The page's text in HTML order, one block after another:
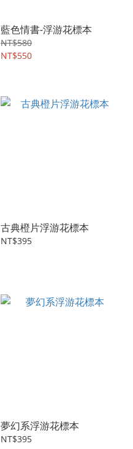
藍色情書-浮游花標本
NT$580
NT$550
古典橙片浮游花標本
NT$395
夢幻系浮游花標本
NT$395